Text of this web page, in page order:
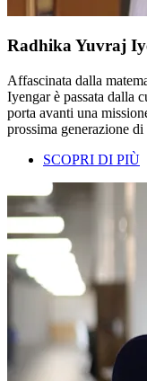
Radhika Yuvraj
Affascinata dalla
Iyengar è passata dalla
porta avanti una
prossima generazione
SCOPRI DI PIÙ